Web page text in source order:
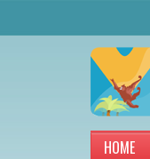
HOME